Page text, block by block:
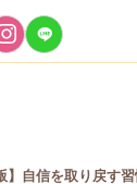
】自信を取り戻す